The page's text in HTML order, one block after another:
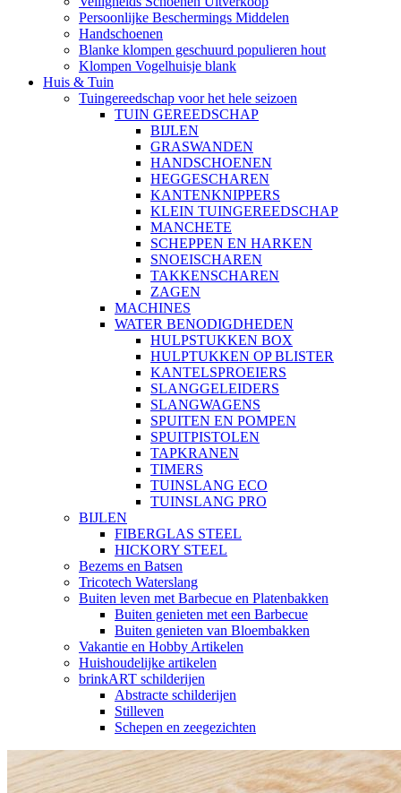
Persoonlijke Beschermings Middelen
Handschoenen
Blanke klompen geschuurd populieren hout
Klompen Vogelhuisje blank
Huis & Tuin
Tuingereedschap voor het hele seizoen
TUIN GEREEDSCHAP
BIJLEN
GRASWANDEN
HANDSCHOENEN
HEGGESCHAREN
KANTENKNIPPERS
KLEIN TUINGEREEDSCHAP
MANCHETE
SCHEPPEN EN HARKEN
SNOEISCHAREN
TAKKENSCHAREN
ZAGEN
MACHINES
WATER BENODIGDHEDEN
HULPSTUKKEN BOX
HULPTUKKEN OP BLISTER
KANTELSPROEIERS
SLANGGELEIDERS
SLANGWAGENS
SPUITEN EN POMPEN
SPUITPISTOLEN
TAPKRANEN
TIMERS
TUINSLANG ECO
TUINSLANG PRO
BIJLEN
FIBERGLAS STEEL
HICKORY STEEL
Bezems en Batsen
Tricotech Waterslang
Buiten leven met Barbecue en Platenbakken
Buiten genieten met een Barbecue
Buiten genieten van Bloembakken
Vakantie en Hobby Artikelen
Huishoudelijke artikelen
brinkART schilderijen
Abstracte schilderijen
Stilleven
Schepen en zeegezichten